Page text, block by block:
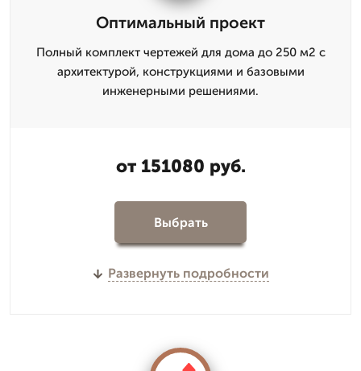
Оптимальный проект
Полный комплект чертежей для дома до 250 м2 с
архитектурой, конструкциями и базовыми
инженерными решениями.
от 151080 руб.
Выбрать
Развернуть подробности